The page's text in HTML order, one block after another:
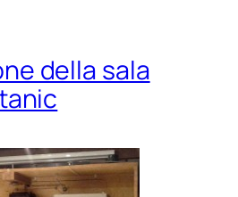
della sala